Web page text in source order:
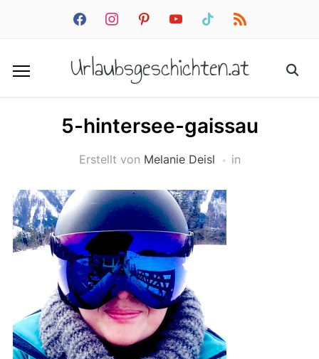
facebookinstagrampinterestyoutube tiktok rss
Urlaubsgeschichten.at
5-hintersee-gaissau
Erstellt von Melanie Deisl in